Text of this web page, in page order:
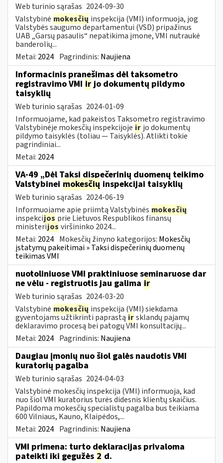
Web turinio sąrašas 2024-09-30
Valstybinė mokesčių inspekcija (VMI) informuoja, jog
Valstybės saugumo departamentui (VSD) pripažinus
UAB „Garsų pasaulis“ nepatikima įmone, VMI nutraukė
banderolių...
Metai: 2024 Pagrindinis: Naujiena
Informacinis pranešimas dėl taksometro
registravimo VMI irjo dokumentų pildymo
taisyklių
Web turinio sąrašas 2024-01-09
Informuojame, kad pakeistos Taksometro registravimo
Valstybinėje mokesčių inspekcijoje ir jo dokumentų
pildymo taisyklės (toliau — Taisyklės). Atlikti tokie
pagrindiniai...
Metai: 2024
VA-49 „Dėl Taksi dispečerinių duomenų teikimo
Valstybinei mokesčių inspekcijai taisyklių
Web turinio sąrašas 2024-06-19
Informuojame apie priimtą Valstybinės mokesčių
inspekcijos prie Lietuvos Respublikos finansų
ministerijos viršininko 2024...
Metai: 2024 Mokesčių žinyno kategorijos: Mokesčių
įstatymų pakeitimai » Taksi dispečerinių duomenų
teikimas VMI
nuotoliniuose VMI praktiniuose seminaruose dar
ne vėlu - registruotis jau galima ir
Web turinio sąrašas 2024-03-20
Valstybinė mokesčių inspekcija (VMI) siekdama
gyventojams užtikrinti paprastą irsklandų pajamų
deklaravimo procesą bei patogų VMI konsultacijų...
Metai: 2024 Pagrindinis: Naujiena
Daugiau įmonių nuo šiol galės naudotis VMI
kuratorių pagalba
Web turinio sąrašas 2024-04-03
Valstybinė mokesčių inspekcija (VMI) informuoja, kad
nuo šiol VMI kuratorius turės didesnis klientų skaičius.
Papildoma mokesčių specialistų pagalba bus teikiama
600 Vilniaus, Kauno, Klaipėdos,...
Metai: 2024 Pagrindinis: Naujiena
VMI primena: turto deklaracijas privaloma
pateikti iki gegužės 2 d.